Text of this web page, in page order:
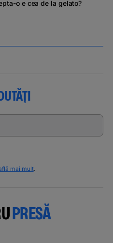
o e cea de la gelato?
mai mult.
PRESĂ